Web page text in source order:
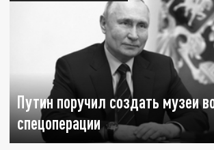
Путин поручил создать музеи
спецоперации